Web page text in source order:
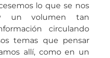
lo que se nos
un volumen tan
circulando
temas que pensar
allí, como en un